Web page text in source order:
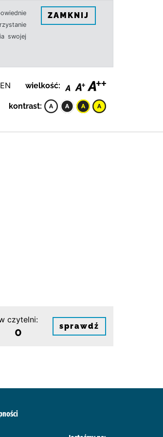
swojej
ZAMKNIJ
EN wielkość:
kontrast:
czytelni:
0 sprawdź